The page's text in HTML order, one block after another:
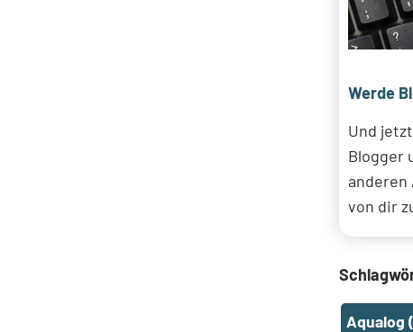
Werde
Und
Blogger
anderen
von dir
Aqualog